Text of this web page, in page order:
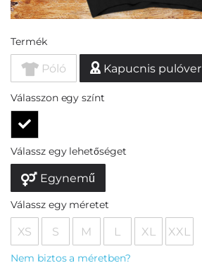
Termék
Póló Kapucnis pulóver
Válasszon egy színt
Válassz egy lehetőséget
Egynemű
Válassz egy méretet
XS S M L XL XXL
Nem biztos a méretben?